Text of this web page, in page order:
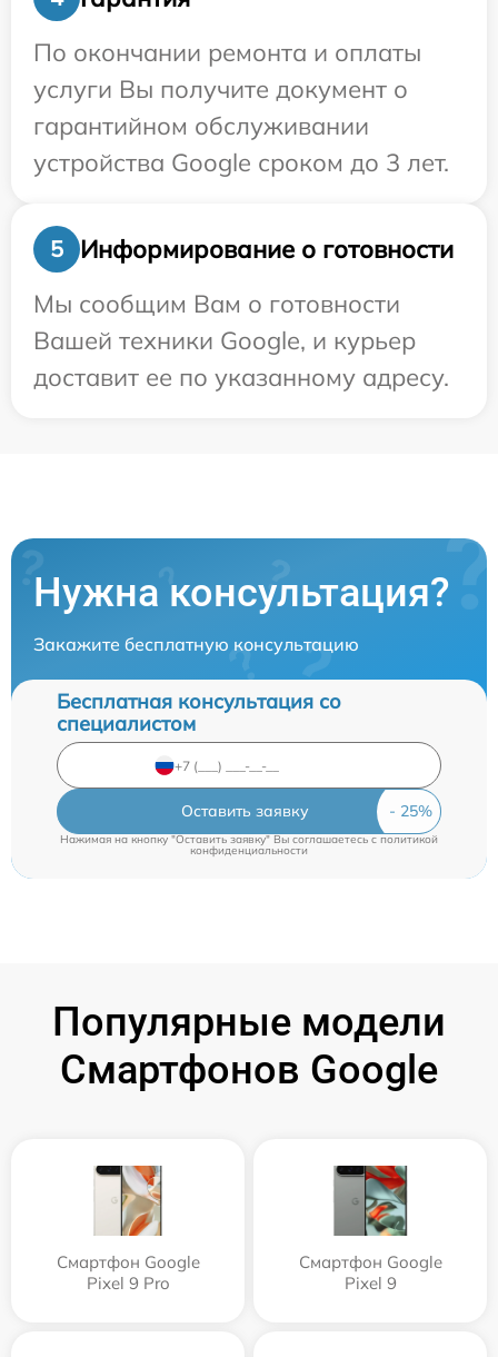
По окончании ремонта и оплаты
услуги Вы получите документ о
гарантийном обслуживании
устройства Google сроком до 3 лет.
5
Информирование о готовности
Мы сообщим Вам о готовности
Вашей техники Google, и курьер
доставит ее по указанному адресу.
Нужна консультация?
Закажите бесплатную консультацию
Бесплатная консультация со
специалистом
Оставить заявку
Нажимая на кнопку "Оставить заявку" Вы соглашаетесь c политикой
конфиденциальности
Популярные модели
Смартфонов Google
Смартфон Google
Pixel 9 Pro
Смартфон Google
Pixel 9